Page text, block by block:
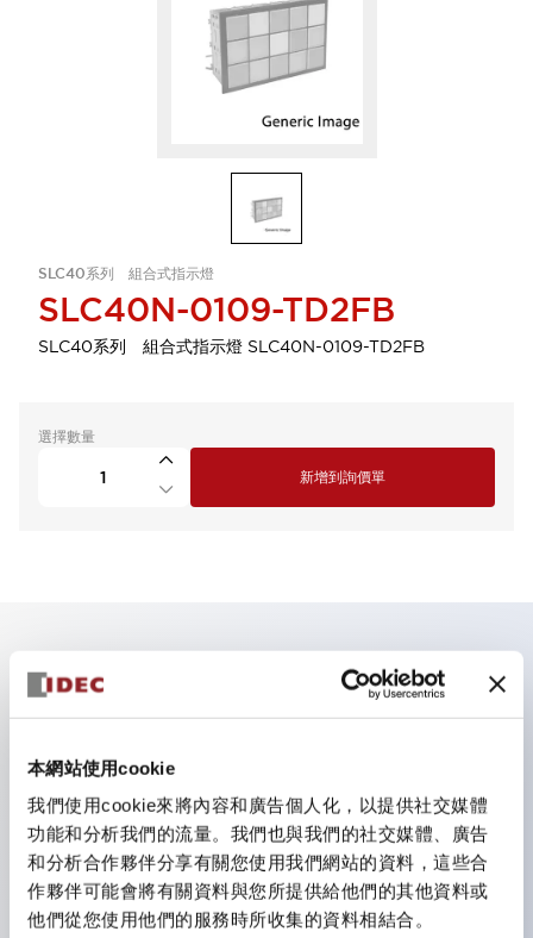
本網站使用cookie
我們使用cookie來將內容和廣告個人化，以提供社交媒體
功能和分析我們的流量。我們也與我們的社交媒體、廣告
和分析合作夥伴分享有關您使用我們網站的資料，這些合
作夥伴可能會將有關資料與您所提供給他們的其他資料或
他們從您使用他們的服務時所收集的資料相結合。
SLC40系列 組合式指示燈
SLC40N-0109-TD2FB
SLC40系列 組合式指示燈 SLC40N-0109-TD2FB
選擇數量
新增到詢價單
主要特點
即使高處安裝也易於觀看，配備可變窗。（不含C、L、
G型）
採用超高亮度面發光超級LED。
採用SS端子結構，不僅減少配線作業工時，還實現端子
蓋與本體一體結構及防止螺絲脫落結構。